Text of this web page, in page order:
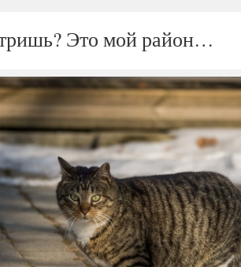
Это мой район…